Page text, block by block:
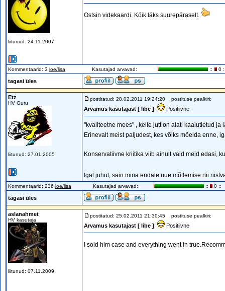
liitunud: 24.11.2007
Ostsin videkaardi. Kóik läks suurepäraselt.
Kommentaarid: 3 loe/lisa Kasutajad arvavad: :: 0
tagasi üles
Etz
HV Guru
liitunud: 27.01.2005
postitatud: 28.02.2011 19:24:20 postituse pealkiri:
Arvamus kasutajast [ libe ]: Positiivne
"kvaliteetne mees" , kelle jutt on alati kaalutletud ja
Erinevalt meist paljudest, kes võiks mõelda enne,
Konservatiivne kriitika viib ainult vaid meid edasi,
Igal juhul, sain mina endale uue mõtlemise nii
Kommentaarid: 236 loe/lisa Kasutajad arvavad: :: 0 ::
tagasi üles
aslanahmet
HV kasutaja
liitunud: 07.11.2009
postitatud: 25.02.2011 21:30:45 postituse pealkiri:
Arvamus kasutajast [ libe ]: Positiivne
I sold him case and everything went in